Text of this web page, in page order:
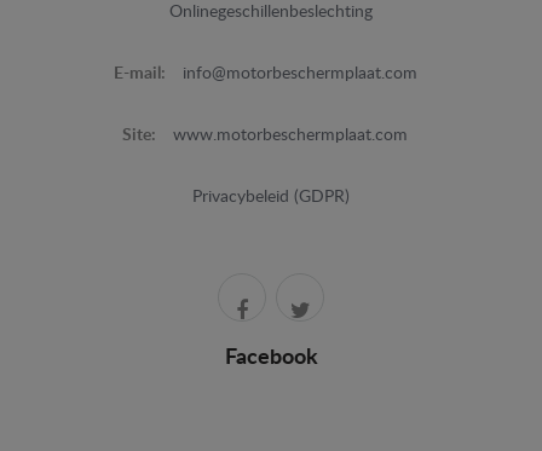
Onlinegeschillenbeslechting
E-mail: info@motorbeschermplaat.com
Site: www.motorbeschermplaat.com
Privacybeleid (GDPR)
Facebook